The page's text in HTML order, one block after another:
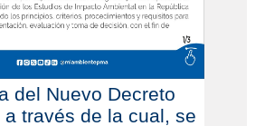
del Nuevo Decreto
a través de la cual, se